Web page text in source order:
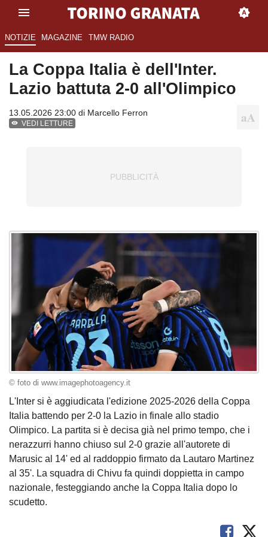
NOTIZIE MAGAZINE TMW RADIO
La Coppa Italia è dell'Inter.
Lazio battuta 2-0 all'Olimpico
13.05.2026 23:00 di Marcello Ferron
VEDI LETTURE
© foto di www.imagephotoagency.it
L'Inter si è aggiudicata l'edizione 2025-2026 della Coppa
Italia battendo per 2-0 la Lazio in finale allo stadio
Olimpico. La partita si è decisa già nel primo tempo, che i
nerazzurri hanno chiuso sul 2-0 grazie all'autorete di
Marusic al 14' ed al raddoppio firmato da Lautaro Martinez
al 35'. La squadra di Chivu fa quindi doppietta in campo
nazionale, festeggiando anche la Coppa Italia dopo lo
scudetto.